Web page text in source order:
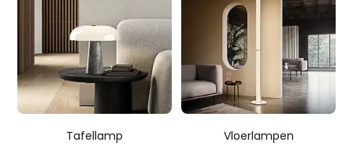
Tafellamp Vloerlampen